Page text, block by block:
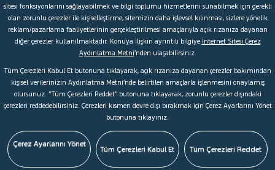
İkinci El Garanti
Kampanyalar
Kredi Hesaplama & Başvuru
© 2026 Ford Türkiye Ford Kurumsal Hakkımızda
Şartlar & Kişisel Verilerin Korunması S.S.S.
Çerez Tercihleri
sitesi fonksiyonlarını sağlayabilmek ve bilgi toplumu hizmetlerini sunabilmek için gerekli
olan zorunlu çerezler ile kişiselleştirme, sitemizin daha işlevsel kılınması, sizlere yönelik
reklam/pazarlama faaliyetlerinin gerçekleştirilmesi amaçlarıyla açık rızanıza dayanan
diğer çerezler kullanılmaktadır. Konuya ilişkin ayrıntılı bilgiye İnternet Sitesi Çerez
Aydınlatma Metni’nden ulaşabilirsiniz.
Tüm Çerezleri Kabul Et butonuna tıklayarak, açık rızanıza dayanan çerezler bakımından
kişisel verilerinizin Aydınlatma Metni’nde belirtilen amaçlarla işlenmesini onaylamış
olursunuz. “Tüm Çerezleri Reddet” butonuna tıklayarak, zorunlu çerezler dışındaki
çerezleri reddedebilirsiniz. Çerezleri kısmen devre dışı bırakmak için Çerez Ayarlarını Yönet
butonuna tıklayınız.
Çerez Ayarlarını Yönet
Tüm Çerezleri Kabul Et Tüm Çerezleri Reddet